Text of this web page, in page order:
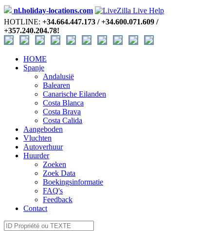
nl.holiday-locations.com
HOTLINE: +34.664.447.173 / +34.600.071.609 /
+357.240.204.78!
HOME
Spanje
Andalusië
Balearen
Canarische Eilanden
Costa Blanca
Costa Brava
Costa Calida
Aangeboden
Vluchten
Autoverhuur
Huurder
Zoeken
Zoek Data
Boekingsinformatie
FAQ's
Feedback
Contact